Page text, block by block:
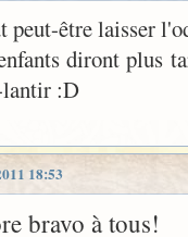
peut-être laisser
diront plus
lantir :D
18:53
bravo à tous!